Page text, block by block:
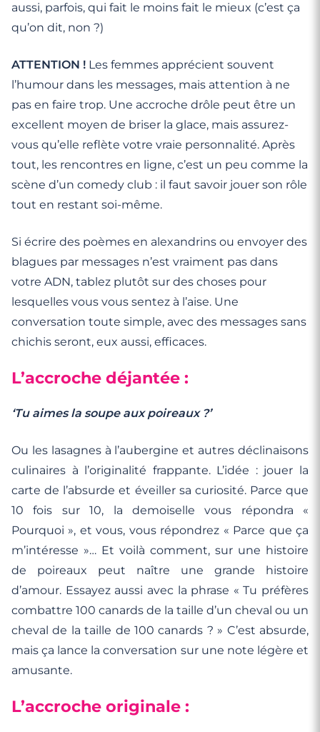
aussi, parfois, qui fait le moins fait le mieux (c’est ça
qu’on dit, non ?)
ATTENTION ! Les femmes apprécient souvent
l’humour dans les messages, mais attention à ne
pas en faire trop. Une accroche drôle peut être un
excellent moyen de briser la glace, mais assurez-
vous qu’elle reflète votre vraie personnalité. Après
tout, les rencontres en ligne, c’est un peu comme la
scène d’un comedy club : il faut savoir jouer son rôle
tout en restant soi-même.
Si écrire des poèmes en alexandrins ou envoyer des
blagues par messages n’est vraiment pas dans
votre ADN, tablez plutôt sur des choses pour
lesquelles vous vous sentez à l’aise. Une
conversation toute simple, avec des messages sans
chichis seront, eux aussi, efficaces.
L’accroche déjantée :
‘Tu aimes la soupe aux poireaux ?’
Ou les lasagnes à l’aubergine et autres déclinaisons
culinaires à l’originalité frappante. L’idée : jouer la
carte de l’absurde et éveiller sa curiosité. Parce que
10 fois sur 10, la demoiselle vous répondra «
Pourquoi », et vous, vous répondrez « Parce que ça
m’intéresse »… Et voilà comment, sur une histoire
de poireaux peut naître une grande histoire
d’amour. Essayez aussi avec la phrase « Tu préfères
combattre 100 canards de la taille d’un cheval ou un
cheval de la taille de 100 canards ? » C’est absurde,
mais ça lance la conversation sur une note légère et
amusante.
L’accroche originale :